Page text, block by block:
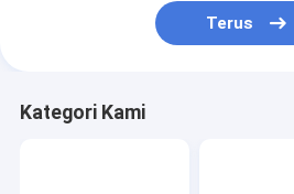
Tabung Kaca Borosilikat
Suku Cadang Laser
Terus
Kategori Kami